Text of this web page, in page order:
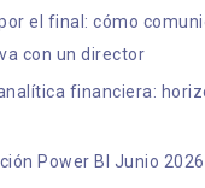
el final: cómo
con un director
financiera:
Power BI Junio 2026